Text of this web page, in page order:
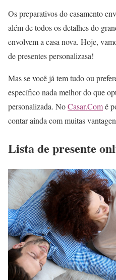
Os preparativos do casamento
além de todos os detalhes do
envolvem a casa nova. Hoje,
de presentes personalizasa!
Mas se você já tem tudo ou
específico nada melhor do que
personalizada. NoCasar.Comé
contar ainda com muitas
Lista de presente